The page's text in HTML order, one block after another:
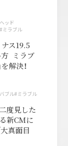
ッド
ミラブル
ナス19.5
方 ミラブ
解決！
ブル ミラブル
度見した
新CMに
真面目